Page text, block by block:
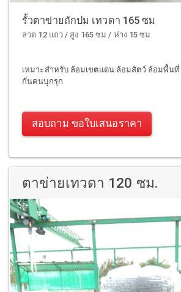
รั้วตาข่ายถักปม เทวดา 165 ซม
ลวด 12 แถว / สูง 165 ซม / ห่าง 15 ซม
เหมาะสำหรับ ล้อมเขตแดน ล้อมสัตว์ ล้อมพื้น
กันคนบุกรุก
สอบถาม ขอใบเสนอราคา
ตาข่ายเทวดา 120 ซม.